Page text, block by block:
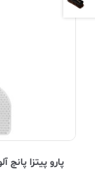
پارو پیتزا پانچ